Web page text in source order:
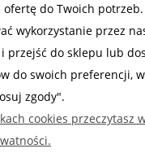
INFORMACJE
ofertę do Twoich potrzeb.
wykorzystanie przez
przejść do sklepu lub
do swoich preferencji,
zgody".
cookies przeczytasz